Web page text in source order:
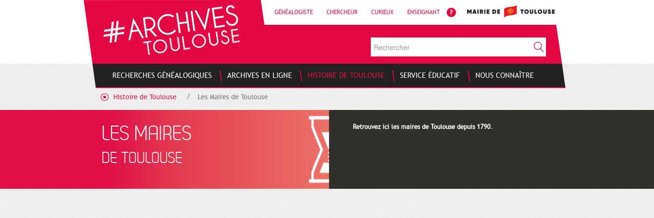
GÉNÉALOGISTE CHERCHEUR CURIEUX ENSEIGNANT
RECHERCHES GÉNÉALOGIQUES ARCHIVES EN LIGNE HISTOIRE DE TOULOUSE SERVICE ÉDUCATIF NOUS CONNAÎTRE
Histoire de Toulouse Les Maires de Toulouse
LES MAIRES
DE TOULOUSE
Retrouvez ici les maires de Toulouse depuis 1790.
Cookies management panel